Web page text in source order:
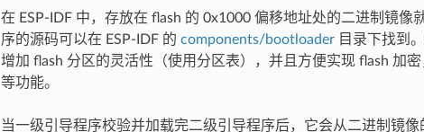
在 ESP-IDF 中，存放在 flash 的 0x1000 偏移地址处的二进制镜像
序的源码可以在 ESP-IDF 的 components/bootloader目录下找到
增加 flash 分区的灵活性（使用分区表），并且方便实现 flash 加密
等功能。
当一级引导程序校验并加载完二级引导程序后，它会从二进制镜